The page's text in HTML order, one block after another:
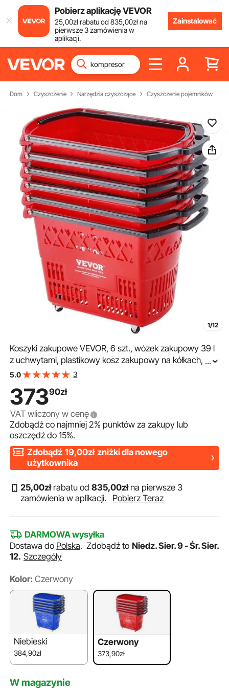
Pobierz aplikację VEVOR
25,00złrabatu od835,00złna
pierwsze 3 zamówienia w
aplikacji.
Zainstalować
Dom Czyszczenie Narzędzia czyszczące Czyszczenie pojemników
1/12
Koszyki zakupowe VEVOR, 6 szt., wózek zakupowy 39 l
z uchwytami, plastikowy kosz zakupowy na kółkach,
duży, przenośny zestaw koszyków zakupowych do
...
5.0 3
37390zł
VAT wliczony w cenę
Zdobądź co najmniej2% punktów za zakupy lub
oszczędź do15%.
Zdobądź 19,00zł zniżki dla nowego
użytkownika
25,00złrabatu od835,00złna pierwsze 3
zamówienia w aplikacji.
Pobierz Teraz
DARMOWA wysyłka
Dostawa do Polska.Zdobądź to Niedz. Sier. 9 - Śr. Sier.
12. Szczegóły
Kolor: Czerwony
Niebieski
384,90zł
Czerwony
373,90zł
W magazynie